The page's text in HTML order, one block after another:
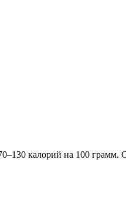
калорий на 100